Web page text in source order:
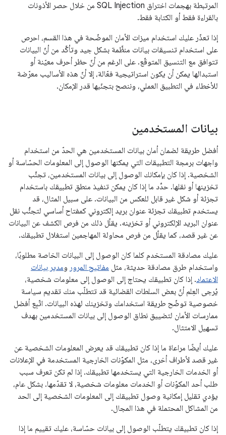
المرتبطة بهجمات اختراق SQL Injection من خلال حصر الأذونات
بالقراءة فقط أو الكتابة فقط.
إذا تعذّر عليك استخدام ميزات الأمان الموضّحة في هذا القسم، احرص
على استخدام تنسيقات بيانات منظَّمة بشكل جيد وتأكَّد من أنّ البيانات
تتوافق مع التنسيق المتوقّع. على الرغم من أنّ حظر أحرف معيّنة أو
استبدالها يمكن أن يكون استراتيجية فعّالة، إلا أنّ هذه الأساليب معرّضة
للأخطاء في التطبيق العملي، وننصح بتجنّبها قدر الإمكان.
بيانات المستخدمين
أفضل طريقة لضمان أمان بيانات المستخدمين هي الحدّ من استخدام
واجهات برمجة التطبيقات التي يمكنها الوصول إلى المعلومات الحسّاسة أو
الشخصية. إذا كان بإمكانك الوصول إلى بيانات المستخدمين، تجنَّب
تخزينها أو نقلها. حدِّد ما إذا كان يمكن تنفيذ منطق تطبيقك باستخدام
تجزئة أو شكل غير قابل للعكس من البيانات. على سبيل المثال، قد
يستخدم تطبيقك تجزئة عنوان بريد إلكتروني كمفتاح أساسي لتجنُّب نقل
عنوان البريد الإلكتروني أو تخزينه. يقلّل ذلك من فرص الكشف عن البيانات
عن غير قصد، كما يقلّل من فرص محاولة المهاجمين استغلال تطبيقك.
عليك مصادقة المستخدم كلما كان الوصول إلى البيانات الخاصة مطلوبًا،
واستخدام طرق مصادقة حديثة، مثل مفاتيح المرور ومدير بيانات
الاعتماد. إذا كان تطبيقك يحتاج إلى الوصول إلى معلومات شخصية،
يُرجى العِلم أنّ بعض السلطات القضائية قد تتطلّب منك تقديم سياسة
خصوصية توضّح طريقة استخدامك وتخزينك لهذه البيانات. اتّبِع أفضل
ممارسات الأمان لتضييق نطاق الوصول إلى بيانات المستخدمين بهدف
تسهيل الامتثال.
عليك أيضًا مراعاة ما إذا كان تطبيقك قد يعرض المعلومات الشخصية عن
غير قصد لأطراف أخرى، مثل المكوّنات الخارجية المستخدمة في الإعلانات
أو الخدمات الخارجية التي يستخدمها تطبيقك. إذا لم تكن تعرف سبب
طلب أحد المكوّنات أو الخدمات معلومات شخصية، لا تقدّمها. بشكل عام،
يؤدي تقليل إمكانية وصول تطبيقك إلى المعلومات الشخصية إلى الحد
من المشاكل المحتملة في هذا المجال.
إذا كان تطبيقك يتطلّب الوصول إلى بيانات حسّاسة، عليك تقييم ما إذا